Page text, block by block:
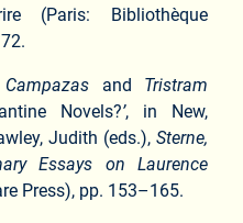
(Paris: Bibliothèque
and Tristram
Novels?’, in New,
Judith (eds.), Sterne,
Essays on Laurence
Press), pp. 153–165.